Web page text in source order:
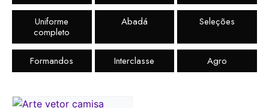
Uniforme
completo
Abadá Seleções
Formandos Interclasse Agro